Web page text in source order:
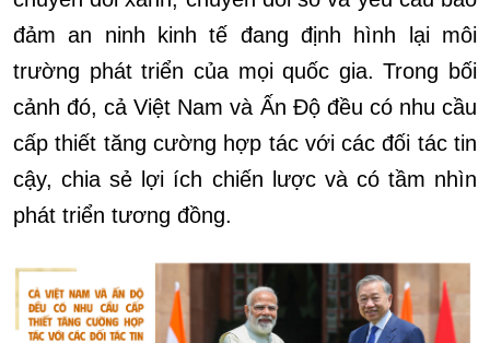
đảm an ninh kinh tế đang định hình lại môi
trường phát triển của mọi quốc gia. Trong bối
cảnh đó, cả Việt Nam và Ấn Độ đều có nhu cầu
cấp thiết tăng cường hợp tác với các đối tác tin
cậy, chia sẻ lợi ích chiến lược và có tầm nhìn
phát triển tương đồng.